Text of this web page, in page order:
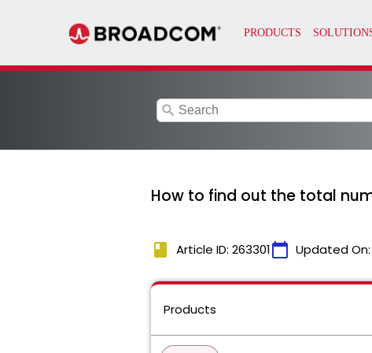
search
How to find out the total
book Article ID: 263301calendar_today Updated On:
Products